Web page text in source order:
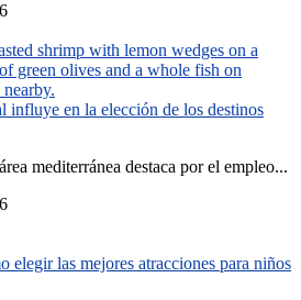
influye en la elección de los destinos
mediterránea destaca por el empleo...
elegir las mejores atracciones para niños